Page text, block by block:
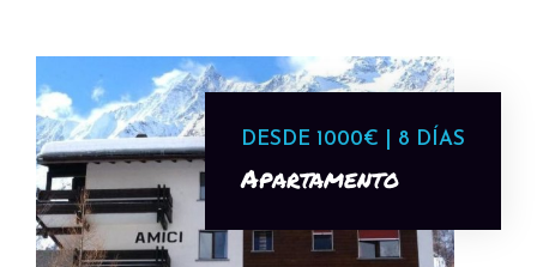
DESDE 1000€ | 8 DÍAS
Apartamento